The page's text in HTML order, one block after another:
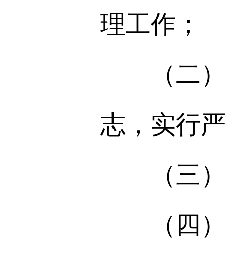
理工作；
（二）
志，实行
（三）
（四）